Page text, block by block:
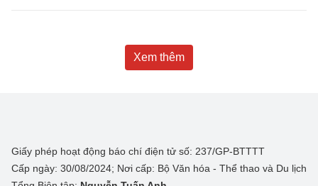
Xem thêm
Giấy phép hoạt động báo chí điện tử số: 237/GP-BTTTT
Cấp ngày: 30/08/2024; Nơi cấp: Bộ Văn hóa - Thể thao và Du lịch